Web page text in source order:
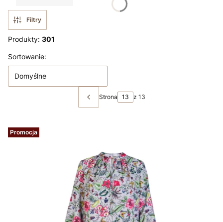
Filtry
Produkty: 301
Lista produktów
Sortowanie:
Domyślne
Poprzednie produkty
Strona z 13
Promocja